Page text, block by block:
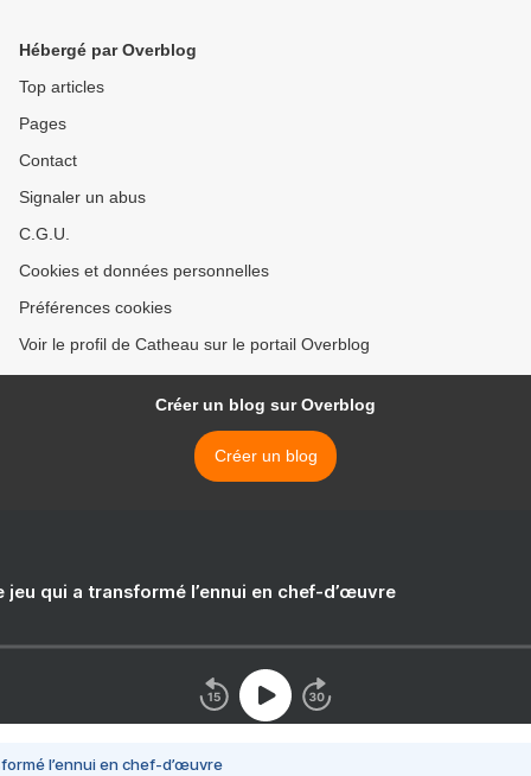
Hébergé par Overblog
Top articles
Pages
Contact
Signaler un abus
C.G.U.
Cookies et données personnelles
Préférences cookies
Voir le profil de Catheau sur le portail Overblog
Créer un blog sur Overblog
Créer un blog
jeu qui a transformé l’ennui en chef-d’œuvre
l’ennui en chef-d’œuvre